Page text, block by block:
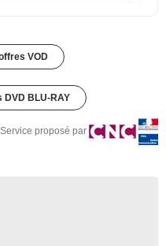
VOD
BLU-RAY
Service proposé par